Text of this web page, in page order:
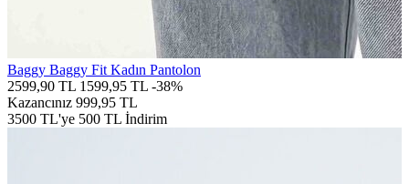
Baggy Baggy Fit Kadın Pantolon
2599,90 TL 1599,95 TL -38%
Kazancınız 999,95 TL
3500 TL'ye 500 TL İndirim